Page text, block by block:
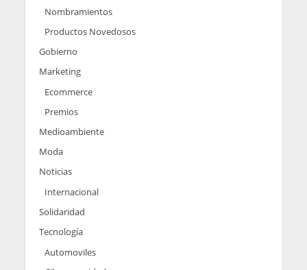
Nombramientos
Productos Novedosos
Gobierno
Marketing
Ecommerce
Premios
Medioambiente
Moda
Noticias
Internacional
Solidaridad
Tecnología
Automoviles